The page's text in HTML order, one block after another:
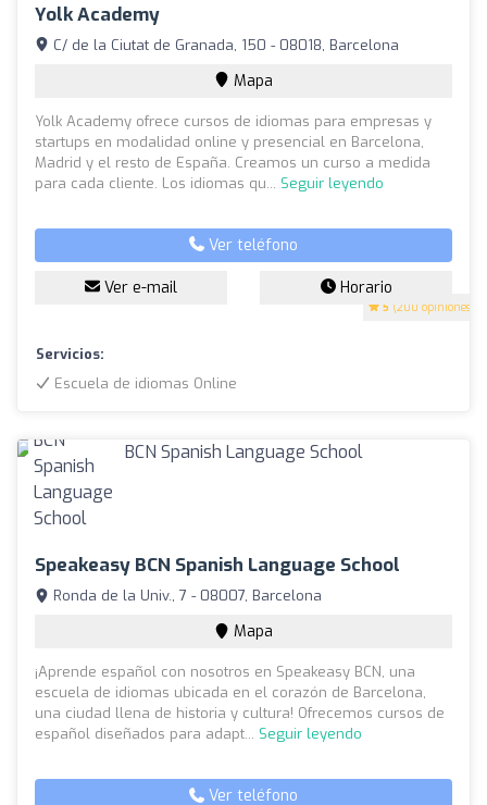
Yolk Academy
5 (200 opiniones)
C/ de la Ciutat de Granada, 150 - 08018, Barcelona
Mapa
Yolk Academy ofrece cursos de idiomas para empresas y
startups en modalidad online y presencial en Barcelona,
Madrid y el resto de España. Creamos un curso a medida
para cada cliente. Los idiomas qu... Seguir leyendo
Ver teléfono
Ver e-mail Horario
Servicios:
Escuela de idiomas Online
Speakeasy BCN Spanish Language School
Ronda de la Univ., 7 - 08007, Barcelona
Mapa
¡Aprende español con nosotros en Speakeasy BCN, una
escuela de idiomas ubicada en el corazón de Barcelona,
una ciudad llena de historia y cultura! Ofrecemos cursos de
español diseñados para adapt... Seguir leyendo
Ver teléfono